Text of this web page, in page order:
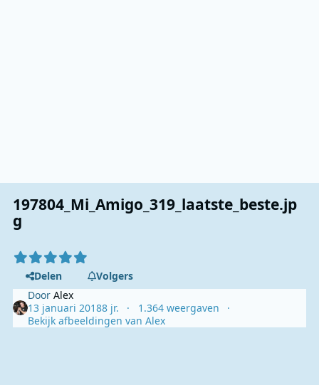
197804_Mi_Amigo_319_laatste_beste.jp
g
Delen
Volgers
DoorAlex
13 januari 20188 jr.
1.364 weergaven
Bekijk afbeeldingen van Alex